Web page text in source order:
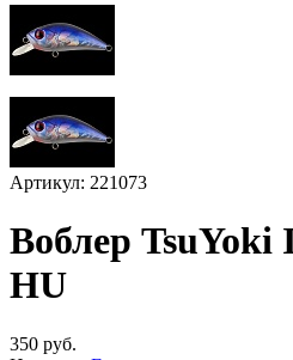
Артикул: 221073
Воблер
HU
350 руб.